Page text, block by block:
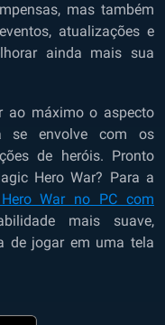
mas também
atualizações e
ainda mais sua
ao máximo o aspecto
se envolve com os
de heróis. Pronto
Hero War? Para a
War no PC com
mais suave,
de jogar em uma tela